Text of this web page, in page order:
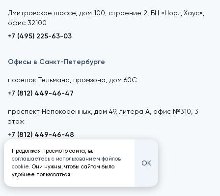
Дмитровское шоссе, дом 100, строение 2, БЦ «Норд Хаус»,
офис 32100
+7 (495) 225-63-03
Офисы в Санкт-Петербурге
поселок Тельмана, промзона, дом 60С
+7 (812) 449-46-47
проспект Непокоренных, дом 49, литера А, офис №310, 3
этаж
+7 (812) 449-46-48
Продолжая просмотр сайта, вы
соглашаетесь с использованием файлов
cookie. Они нужны, чтобы сайтом было
удобнее пользоваться.
ОК